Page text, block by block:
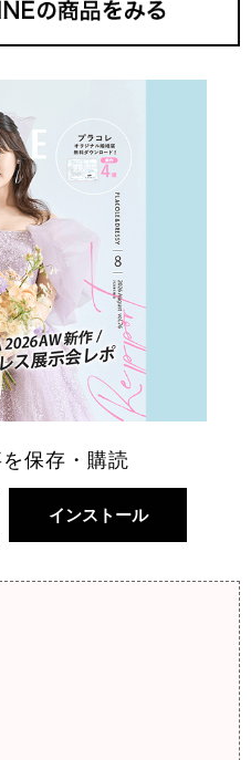
保存・購読
インストール